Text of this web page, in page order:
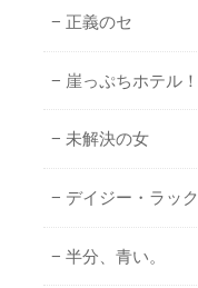
正義のセ
崖っぷちホテル！
未解決の女
デイジー・ラック
半分、青い。